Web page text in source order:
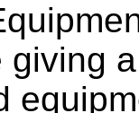
giving